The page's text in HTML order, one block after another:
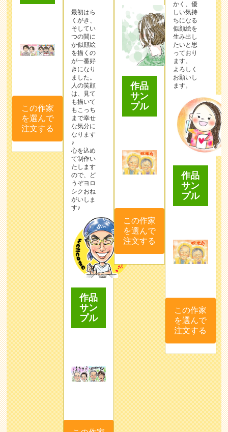
この作家
を選んで
注文する
最初はら
くがき、
そしてい
つの間に
か似顔絵
を描くの
が一番好
きになり
ました。
人の笑顔
は、見て
も描いて
もこっち
まで幸せ
な気分に
なります
♪
心を込め
て制作い
たします
ので、ど
うぞヨロ
シクおね
がいしま
す♪
作品
サン
プル
作品
サン
プル
この作家
を選んで
注文する
かく、優
しい気持
ちになる
似顔絵を
生み出し
たいと思
っており
ます。
よろしく
お願いし
ます。
作品
サン
プル
この作家
を選んで
注文する